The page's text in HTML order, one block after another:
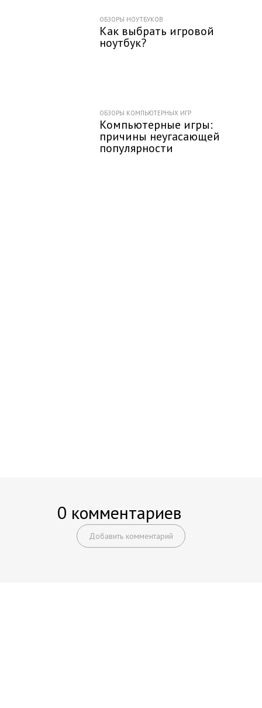
ОБЗОРЫ НОУТБУКОВ
Как выбрать игровой
ноутбук?
ОБЗОРЫ КОМПЬЮТЕРНЫХ ИГР
Компьютерные игры:
причины неугасающей
популярности
0 комментариев
Добавить комментарий